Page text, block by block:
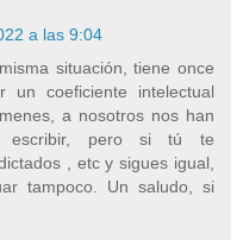
a las 9:04
situación, tiene once
coeficiente intelectual
a nosotros nos han
escribir, pero si tú te
, etc y sigues igual,
tampoco. Un saludo, si